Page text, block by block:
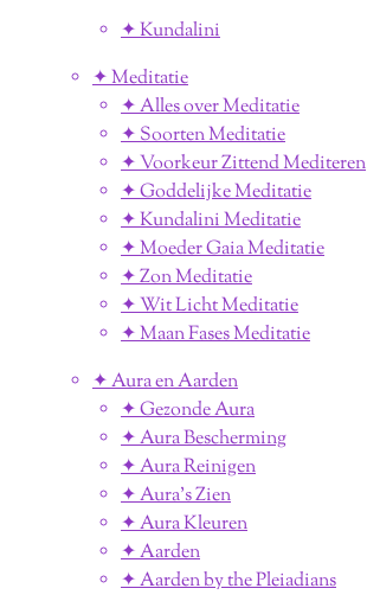
✦ Kundalini
✦ Meditatie
✦ Alles over Meditatie
✦ Soorten Meditatie
✦ Voorkeur Zittend Mediteren
✦ Goddelijke Meditatie
✦ Kundalini Meditatie
✦ Moeder Gaia Meditatie
✦ Zon Meditatie
✦ Wit Licht Meditatie
✦ Maan Fases Meditatie
✦ Aura en Aarden
✦ Gezonde Aura
✦ Aura Bescherming
✦ Aura Reinigen
✦ Aura's Zien
✦ Aura Kleuren
✦ Aarden
✦ Aarden by the Pleiadians